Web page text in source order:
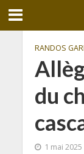
RANDOS
du
1 mai 2025